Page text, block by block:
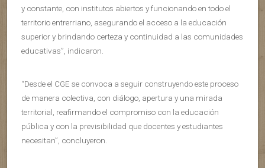
y constante, con institutos abiertos y funcionando en todo el
territorio entrerriano, asegurando el acceso a la educación
superior y brindando certeza y continuidad a las comunidades
educativas”, indicaron.
“Desde el CGE se convoca a seguir construyendo este proceso
de manera colectiva, con diálogo, apertura y una mirada
territorial, reafirmando el compromiso con la educación
pública y con la previsibilidad que docentes y estudiantes
necesitan”, concluyeron.